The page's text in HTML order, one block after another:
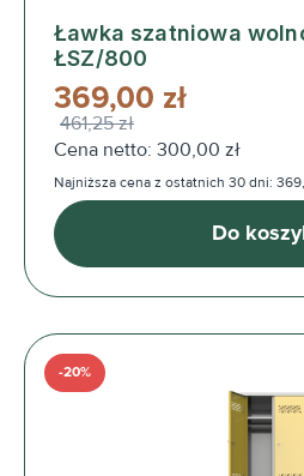
Ławka szatniowa
ŁSZ/800
369,00 zł
461,25 zł
Cena netto: 300,00 zł
Najniższa cena z ostatnich 30 dni:
Do
-20%